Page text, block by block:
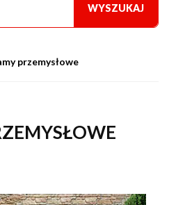
WYSZUKAJ
przemysłowe